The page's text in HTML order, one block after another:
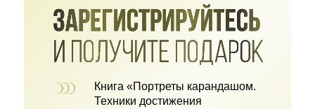
Книга «Портреты карандашом.
Техники достижения